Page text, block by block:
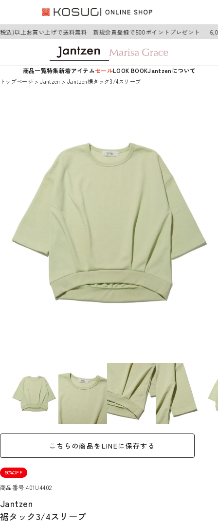
)以上お買い上げで送料無料 新規会員登録で500ポイントプレゼント
商品一覧特集新着アイテムセールLOOK BOOKJantzenについて
トップページ Jantzen Jantzen裾タック3/4スリーブ
こちらの商品をLINEに保存する
50%OFF
商品番号 401U4402
Jantzen
裾タック3/4スリーブ